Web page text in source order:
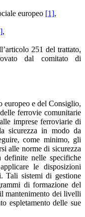
europeo [1],
,
251 del trattato,
dal comitato di
europeo e del Consiglio,
ferrovie comunitarie
imprese ferroviarie di
sicurezza in modo da
come minimo, gli
alle norme di sicurezza
definite nelle specifiche
le disposizioni
Tali sistemi di gestione
di formazione del
mantenimento dei livelli
espletamento delle sue